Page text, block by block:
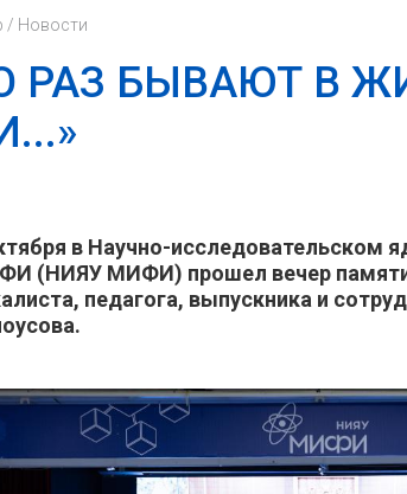
/ Новости
РАЗ БЫВАЮТ В
в Научно-исследовательском
(НИЯУ МИФИ) прошел вечер памяти
педагога, выпускника и